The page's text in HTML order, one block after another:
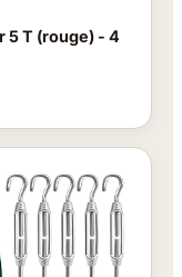
5 T (rouge) - 4